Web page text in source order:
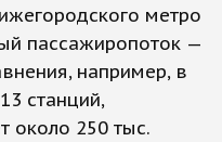
метро
пассажиропоток —
например, в
станций,
около 250 тыс.